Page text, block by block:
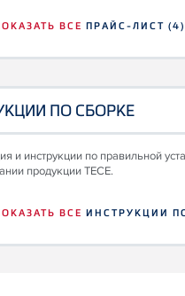
ВСЕ ПРАЙС-ЛИСТ (4)
ПО СБОРКЕ
и инструкции по правильной
продукции TECE.
ВСЕ ИНСТРУКЦИИ